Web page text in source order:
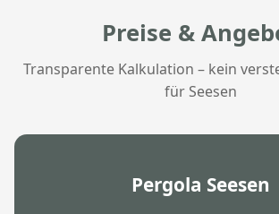
Preise &
Transparente Kalkulation – kein
für Seesen
Pergola Seesen